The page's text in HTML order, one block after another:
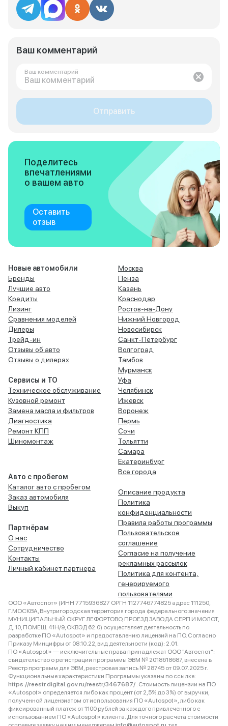
Ваш комментарий
Ваш комментарий
Отправить
Поделитесь
впечатлениями
о вашем авто
Оставить
отзыв
Новые автомобили
Бренды
Лучшие авто
Кредиты
Лизинг
Сравнения моделей
Дилеры
Трейд-ин
Отзывы об авто
Отзывы о дилерах
Сервисы и ТО
Техническое обслуживание
Кузовной ремонт
Замена масла и фильтров
Диагностика
Ремонт КПП
Шиномонтаж
Авто с пробегом
Каталог авто с пробегом
Заказ автомобиля
Выкуп
Партнёрам
О нас
Сотрудничество
Контакты
Личный кабинет партнера
Москва
Пенза
Казань
Краснодар
Ростов-на-Дону
Нижний Новгород
Новосибирск
Санкт-Петербург
Волгоград
Тамбов
Мурманск
Уфа
Челябинск
Ижевск
Воронеж
Пермь
Сочи
Тольятти
Самара
Екатеринбург
Все города
Описание продукта
Политика
конфиденциальности
Правила работы программы
Пользовательское
соглашение
Согласие на получение
рекламных рассылок
Политика для контента,
генерируемого
пользователями
ООО «Автоспот» (ИНН 7715936827 ОРГН 1127746774825 адрес 111250,
Г.МОСКВА, Внутригородская территория города федерального значения
МУНИЦИПАЛЬНЫЙ ОКРУГ ЛЕФОРТОВО, ПРОЕЗД ЗАВОДА СЕРП И МОЛОТ,
Д. 10, ПОМЕЩ. 41Н/9, ОКВЭД 62.0) осуществляет деятельность по
разработке ПО «Autospot» и предоставлению лицензий на ПО. Согласно
Приказу Минцифры от 08.10.22, вид деятельности (код): 2.01.
ПО «Autospot» — исключительные права принадлежат ООО "Автоспот":
свидетельство о регистрации программы ЭВМ № 2018618687, внесена в
Реестр программ для ЭВМ, реестровая запись № 28745 от 09.07.2025 г.
Функциональные характеристики Программы указаны по ссылке:
https://reestr.digital.gov.ru/reestr/3467687/ . Стоимость лицензии на ПО
«Autospot» определяется либо как процент (от 2,5% до 3%) от выручки,
полученной лицензиатом от использования ПО «Autospot», либо как
фиксированный платеж от 1100 рублей за каждого привлеченного с
использованием ПО «Autospot» клиента. Для точного расчета стоимости